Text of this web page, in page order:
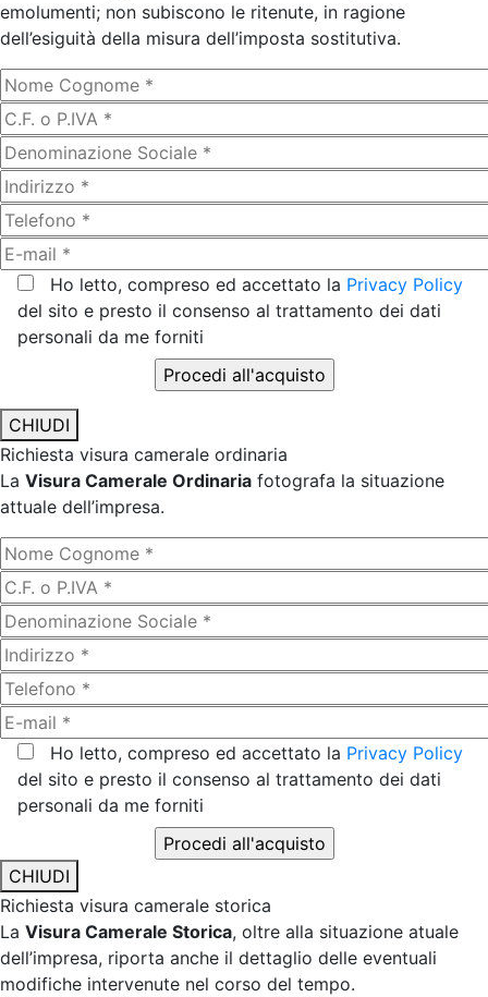
emolumenti; non subiscono le ritenute, in ragione
dell’esiguità della misura dell’imposta sostitutiva.
Ho letto, compreso ed accettato la Privacy Policy
del sito e presto il consenso al trattamento dei dati
personali da me forniti
CHIUDI
Richiesta visura camerale ordinaria
La Visura Camerale Ordinaria fotografa la situazione
attuale dell’impresa.
Ho letto, compreso ed accettato la Privacy Policy
del sito e presto il consenso al trattamento dei dati
personali da me forniti
CHIUDI
Richiesta visura camerale storica
La Visura Camerale Storica, oltre alla situazione atuale
dell’impresa, riporta anche il dettaglio delle eventuali
modifiche intervenute nel corso del tempo.